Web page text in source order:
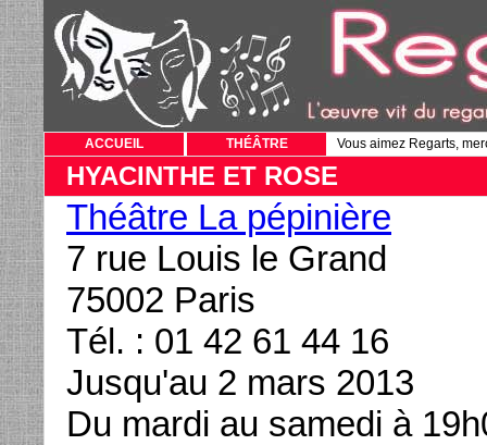
ACCUEIL THÉÂTRE Vous aimez Regarts,
HYACINTHE ET ROSE
Théâtre La pépinière
7 rue Louis le Grand
75002 Paris
Tél. : 01 42 61 44 16
Jusqu'au 2 mars 2013
Du mardi au samedi à